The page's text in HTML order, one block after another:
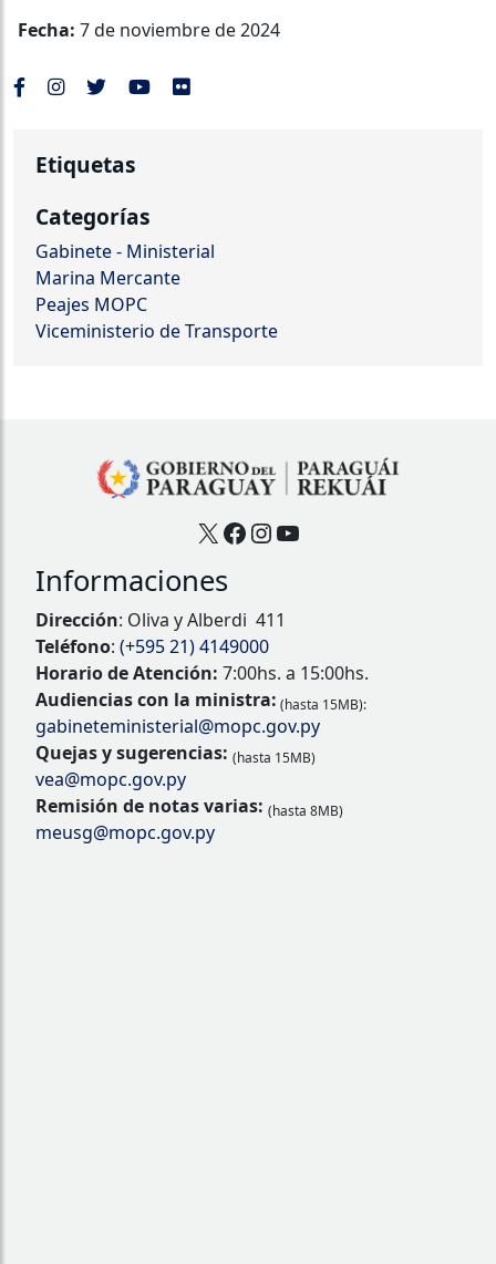
Fecha: 7 de noviembre de 2024
Etiquetas
Categorías
Gabinete - Ministerial
Marina Mercante
Peajes MOPC
Viceministerio de Transporte
X Facebook
Instagram
YouTube
Informaciones
Dirección: Oliva y Alberdi 411
Teléfono: (+595 21) 4149000
Horario de Atención: 7:00hs. a 15:00hs.
Audiencias con la ministra: (hasta 15MB):
gabineteministerial@mopc.gov.py
Quejas y sugerencias: (hasta 15MB)
vea@mopc.gov.py
Remisión de notas varias: (hasta 8MB)
meusg@mopc.gov.py